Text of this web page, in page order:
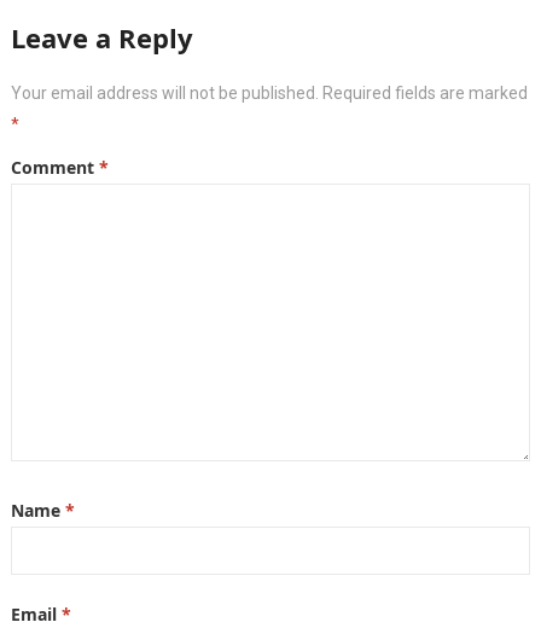
Leave a Reply
Your email address will not be published.
Required fields are marked
*
Comment *
Name *
Email *